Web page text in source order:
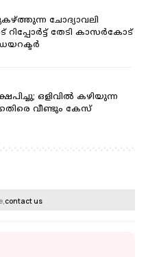
ചോദ്യാവലി
റിപ്പോർട്ട് തേടി കാസർകോട്
ഒളിവില്‍ കഴിയുന്ന
വീണ്ടും കേസ്
contact us